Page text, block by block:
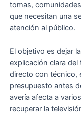
tomas,
que necesitan una
atención al público.
El objetivo es dejar
explicación clara del
directo con técnico,
presupuesto antes
avería afecta a
recuperar la